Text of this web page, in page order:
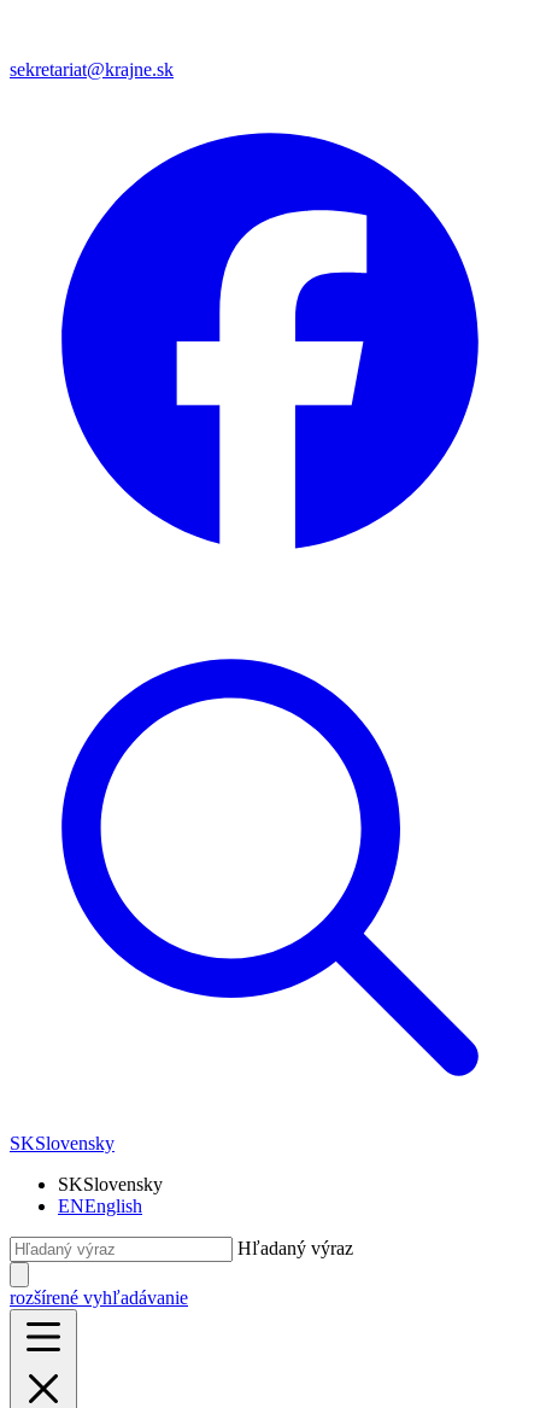
sekretariat@krajne.sk
SKSlovensky
SKSlovensky
ENEnglish
Hľadaný výraz
rozšírené vyhľadávanie